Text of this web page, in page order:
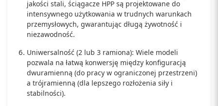
jakości stali, ściągacze HPP są projektowane do
intensywnego użytkowania w trudnych warunkach
przemysłowych, gwarantując długą żywotność i
niezawodność.
Uniwersalność (2 lub 3 ramiona): Wiele modeli
pozwala na łatwą konwersję między konfiguracją
dwuramienną (do pracy w ograniczonej przestrzeni)
a trójramienną (dla lepszego rozłożenia siły i
stabilności).